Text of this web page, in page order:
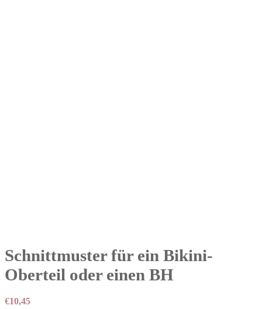
Schnittmuster für ein Bikini-
Oberteil oder einen BH
€10,45